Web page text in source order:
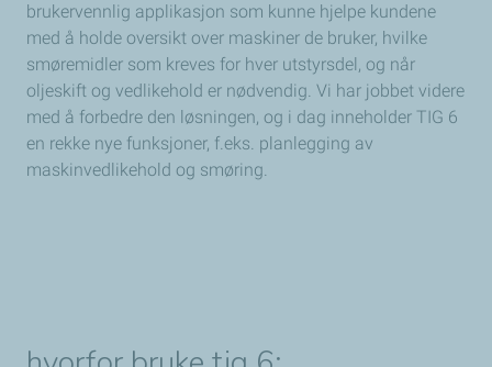
brukervennlig applikasjon som kunne hjelpe kundene
med å holde oversikt over maskiner de bruker, hvilke
smøremidler som kreves for hver utstyrsdel, og når
oljeskift og vedlikehold er nødvendig. Vi har jobbet videre
med å forbedre den løsningen, og i dag inneholder TIG 6
en rekke nye funksjoner, f.eks. planlegging av
maskinvedlikehold og smøring.